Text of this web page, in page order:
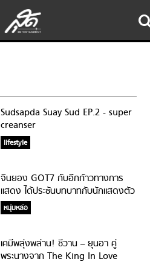
Sudsapda Suay Sud EP.2 - super
creanser
lifestyle
จินยอง GOT7 กับอีกก้าวทางการ
แสดง ได้ประชันบทบาทกับนักแสดงตัว
พ่อระดับแดซัง!
หนุ่มหล่อ
เคมีพลุ่งพล่าน! ชีวาน – ยุนอา คู่
พระนางจาก The King In Love